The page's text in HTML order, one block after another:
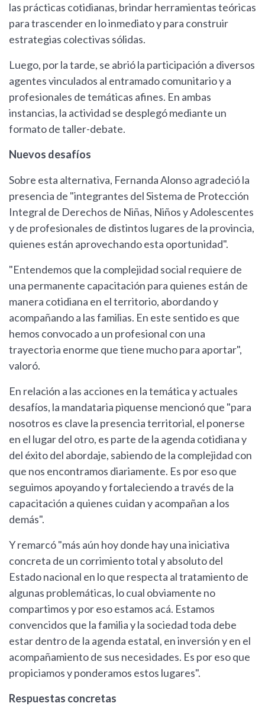
las prácticas cotidianas, brindar herramientas teóricas
para trascender en lo inmediato y para construir
estrategias colectivas sólidas.
Luego, por la tarde, se abrió la participación a diversos
agentes vinculados al entramado comunitario y a
profesionales de temáticas afines. En ambas
instancias, la actividad se desplegó mediante un
formato de taller-debate.
Nuevos desafíos
Sobre esta alternativa, Fernanda Alonso agradeció la
presencia de "integrantes del Sistema de Protección
Integral de Derechos de Niñas, Niños y Adolescentes
y de profesionales de distintos lugares de la provincia,
quienes están aprovechando esta oportunidad".
"Entendemos que la complejidad social requiere de
una permanente capacitación para quienes están de
manera cotidiana en el territorio, abordando y
acompañando a las familias. En este sentido es que
hemos convocado a un profesional con una
trayectoria enorme que tiene mucho para aportar",
valoró.
En relación a las acciones en la temática y actuales
desafíos, la mandataria piquense mencionó que "para
nosotros es clave la presencia territorial, el ponerse
en el lugar del otro, es parte de la agenda cotidiana y
del éxito del abordaje, sabiendo de la complejidad con
que nos encontramos diariamente. Es por eso que
seguimos apoyando y fortaleciendo a través de la
capacitación a quienes cuidan y acompañan a los
demás".
Y remarcó "más aún hoy donde hay una iniciativa
concreta de un corrimiento total y absoluto del
Estado nacional en lo que respecta al tratamiento de
algunas problemáticas, lo cual obviamente no
compartimos y por eso estamos acá. Estamos
convencidos que la familia y la sociedad toda debe
estar dentro de la agenda estatal, en inversión y en el
acompañamiento de sus necesidades. Es por eso que
propiciamos y ponderamos estos lugares".
Respuestas concretas